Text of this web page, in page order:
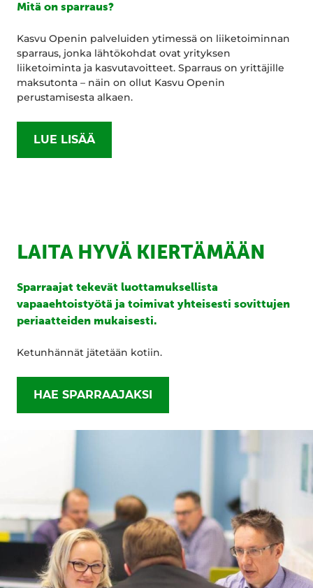
Mitä on sparraus?
Kasvu Openin palveluiden ytimessä on liiketoiminnan
sparraus, jonka lähtökohdat ovat yrityksen
liiketoiminta ja kasvutavoitteet. Sparraus on yrittäjille
maksutonta – näin on ollut Kasvu Openin
perustamisesta alkaen.
LUE LISÄÄ
LAITA HYVÄ KIERTÄMÄÄN
Sparraajat tekevät luottamuksellista
vapaaehtoistyötä ja toimivat yhteisesti sovittujen
periaatteiden mukaisesti.
Ketunhännät jätetään kotiin.
HAE SPARRAAJAKSI